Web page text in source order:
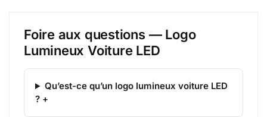
Foire aux questions — Logo
Lumineux Voiture LED
Qu’est-ce qu’un logo lumineux voiture LED
? +